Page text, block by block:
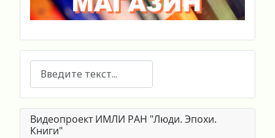
Поиск
Видеопроект ИМЛИ РАН "Люди. Эпохи.
Книги"